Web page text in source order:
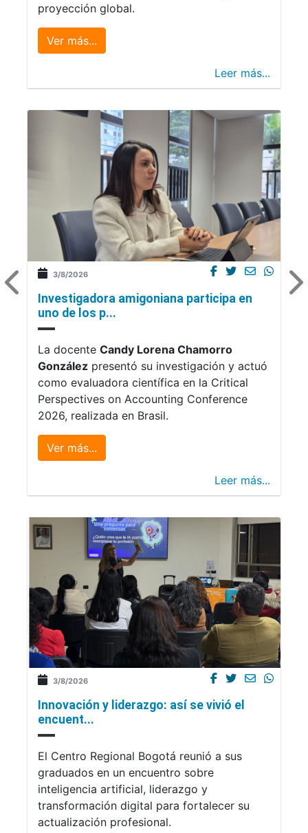
proyección global.
Ver más...
Leer más...
3/8/2026
Investigadora amigoniana participa en
uno de los p...
La docente Candy Lorena Chamorro
González presentó su investigación y actuó
como evaluadora científica en la Critical
Perspectives on Accounting Conference
2026, realizada en Brasil.
Ver más...
Leer más...
3/8/2026
Innovación y liderazgo: así se vivió el
encuent...
El Centro Regional Bogotá reunió a sus
graduados en un encuentro sobre
inteligencia artificial, liderazgo y
transformación digital para fortalecer su
actualización profesional.